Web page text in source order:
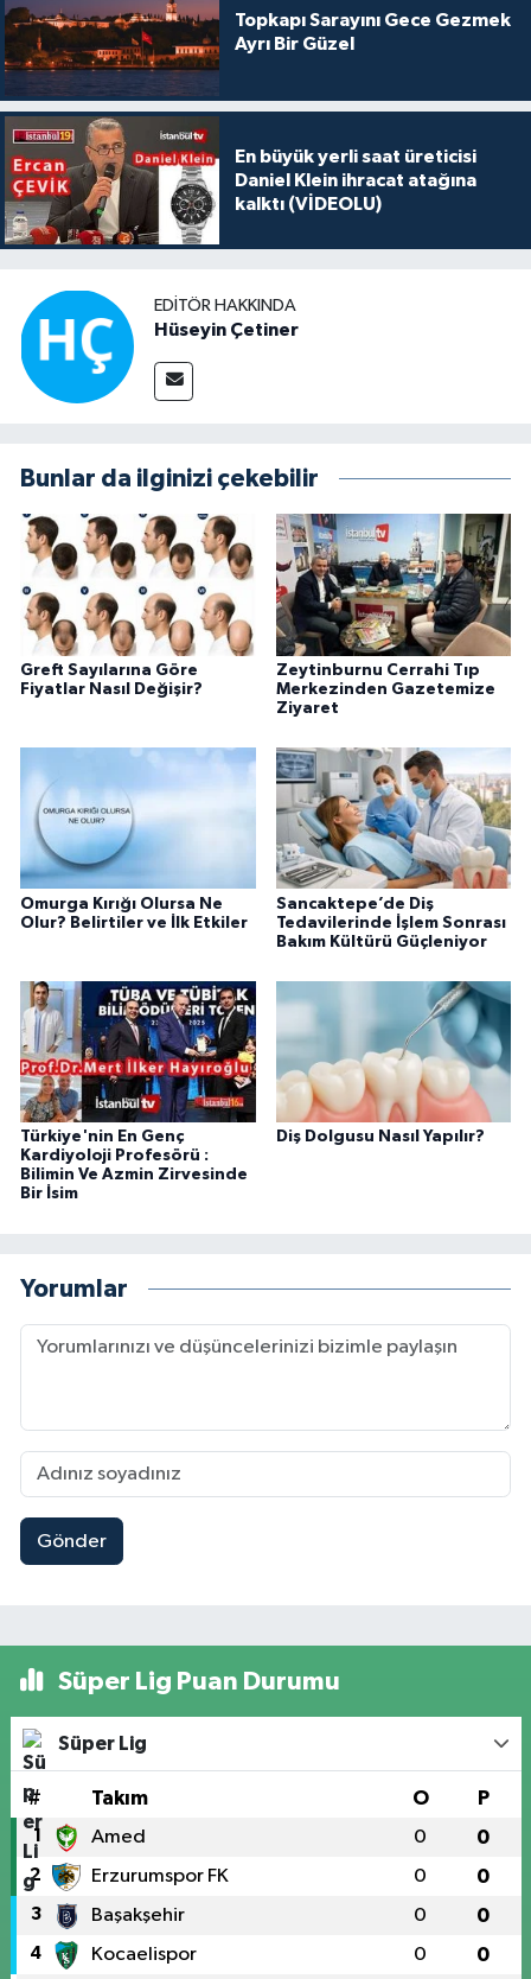
Topkapı Sarayını Gece Gezmek
Ayrı Bir Güzel
En büyük yerli saat üreticisi
Daniel Klein ihracat atağına
kalktı (VİDEOLU)
EDITÖR HAKKINDA
Hüseyin Çetiner
Bunlar da ilginizi çekebilir
Greft Sayılarına Göre
Fiyatlar Nasıl Değişir?
Zeytinburnu Cerrahi Tıp
Merkezinden Gazetemize
Ziyaret
Omurga Kırığı Olursa Ne
Olur? Belirtiler ve İlk Etkiler
Sancaktepe’de Diş
Tedavilerinde İşlem Sonrası
Bakım Kültürü Güçleniyor
Türkiye'nin En Genç
Kardiyoloji Profesörü :
Bilimin Ve Azmin Zirvesinde
Bir İsim
Diş Dolgusu Nasıl Yapılır?
Yorumlar
Gönder
Süper Lig Puan Durumu
Süper Lig
# Takım O P
1 Amed 0 0
2 Erzurumspor FK 0 0
3 Başakşehir 0 0
4 Kocaelispor 0 0